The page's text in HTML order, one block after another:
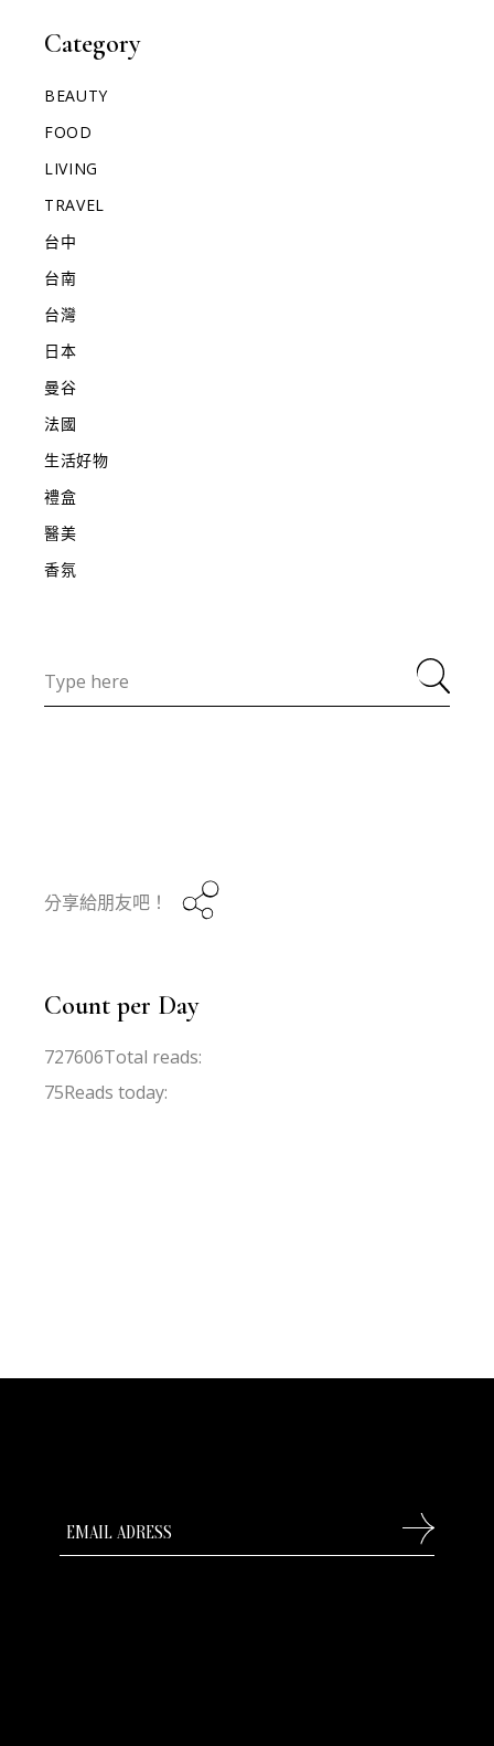
Category
BEAUTY
FOOD
LIVING
TRAVEL
台中
台南
台灣
日本
曼谷
法國
生活好物
禮盒
醫美
香氛
for:
分享給朋友吧！
Count per Day
727606Total reads:
75Reads today: